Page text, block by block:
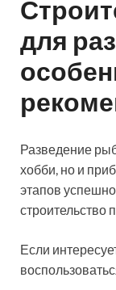
для
Разведение
хобби, но и
этапов
строительство
Если